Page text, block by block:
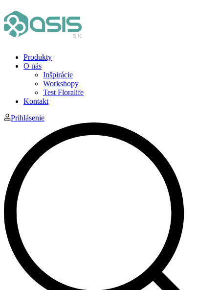
Produkty
O nás
Inšpirácie
Workshopy
Test Floralife
Kontakt
Prihlásenie